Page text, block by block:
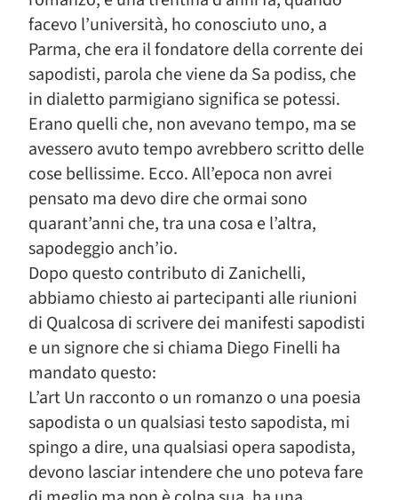
facevo l’università, ho conosciuto uno, a
Parma, che era il fondatore della corrente dei
sapodisti, parola che viene da Sa podiss, che
in dialetto parmigiano significa se potessi.
Erano quelli che, non avevano tempo, ma se
avessero avuto tempo avrebbero scritto delle
cose bellissime. Ecco. All’epoca non avrei
pensato ma devo dire che ormai sono
quarant’anni che, tra una cosa e l’altra,
sapodeggio anch’io.
Dopo questo contributo di Zanichelli,
abbiamo chiesto ai partecipanti alle riunioni
di Qualcosa di scrivere dei manifesti sapodisti
e un signore che si chiama Diego Finelli ha
mandato questo:
L’art Un racconto o un romanzo o una poesia
sapodista o un qualsiasi testo sapodista, mi
spingo a dire, una qualsiasi opera sapodista,
devono lasciar intendere che uno poteva fare